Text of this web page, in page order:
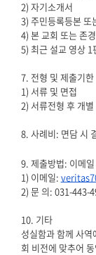
2) 자기소개서
3) 주민등록등본 또
4) 본 교회 또는 존
5) 최근 설교 영상 1
7. 전형 및 제출기한
1) 서류 및 면접
2) 서류전형 후 개
8. 사례비: 면담 시
9. 제출방법: 이메
1) 이메일:
2) 문 의: 031-443-
10. 기타
성실함과 함께 사
회 비전에 맞추어